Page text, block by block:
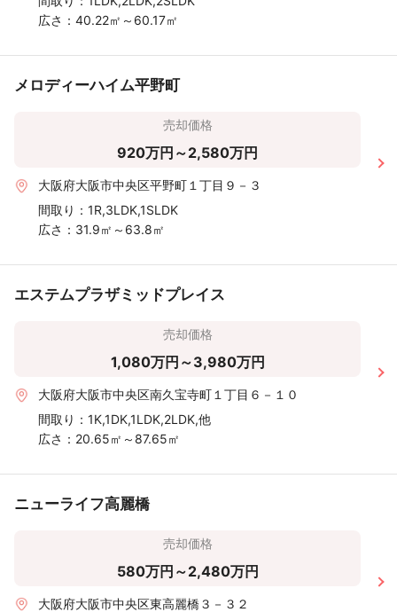
広さ： 40.22㎡～60.17㎡
メロディーハイム平野町
売却価格
920万円～2,580万円
大阪府大阪市中央区平野町１丁目９－３
間取り： 1R,3LDK,1SLDK
広さ： 31.9㎡～63.8㎡
エステムプラザミッドプレイス
売却価格
1,080万円～3,980万円
大阪府大阪市中央区南久宝寺町１丁目６－１０
間取り： 1K,1DK,1LDK,2LDK,他
広さ： 20.65㎡～87.65㎡
ニューライフ高麗橋
売却価格
580万円～2,480万円
大阪府大阪市中央区東高麗橋３－３２